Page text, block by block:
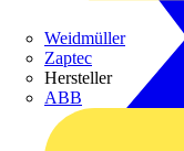
Weidmüller
Zaptec
Hersteller
ABB